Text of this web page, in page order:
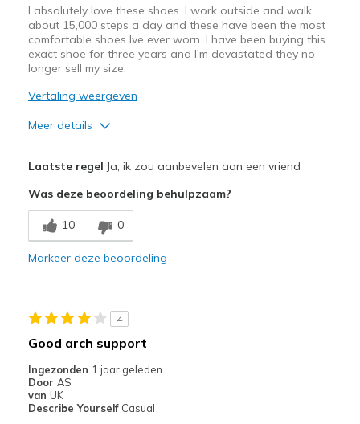
I absolutely love these shoes. I work outside and walk
about 15,000 steps a day and these have been the most
comfortable shoes Ive ever worn. I have been buying this
exact shoe for three years and I'm devastated they no
longer sell my size.
Vertaling weergeven
Meer details
Breathe Well
Comfortable
Gym
Width
Sizing
Feels true to size
Laatste regel Ja, ik zou aanbevelen aan een vriend
Was deze beoordeling behulpzaam?
10 0
Markeer deze beoordeling
4
Good arch support
Ingezonden 1 jaar geleden
Door AS
van UK
Describe Yourself Casual